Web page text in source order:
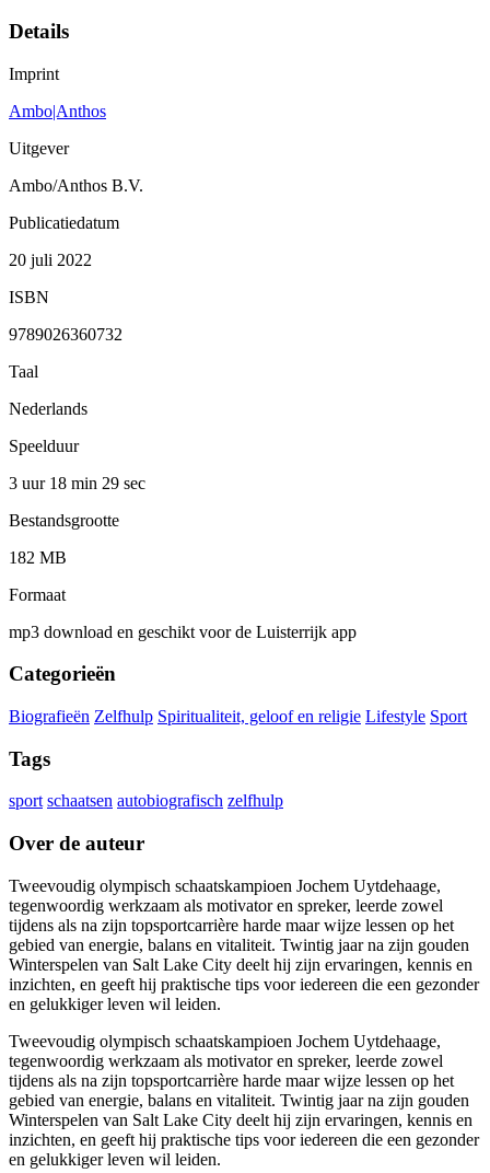
Details
Imprint
Ambo|Anthos
Uitgever
Ambo/Anthos B.V.
Publicatiedatum
20 juli 2022
ISBN
9789026360732
Taal
Nederlands
Speelduur
3 uur 18 min 29 sec
Bestandsgrootte
182 MB
Formaat
mp3 download en geschikt voor de Luisterrijk app
Categorieën
Biografieën Zelfhulp Spiritualiteit, geloof en religie Lifestyle Sport
Tags
sport schaatsen autobiografisch zelfhulp
Over de auteur
Tweevoudig olympisch schaatskampioen Jochem Uytdehaage,
tegenwoordig werkzaam als motivator en spreker, leerde zowel
tijdens als na zijn topsportcarrière harde maar wijze lessen op het
gebied van energie, balans en vitaliteit. Twintig jaar na zijn gouden
Winterspelen van Salt Lake City deelt hij zijn ervaringen, kennis en
inzichten, en geeft hij praktische tips voor iedereen die een gezonder
en gelukkiger leven wil leiden.
Tweevoudig olympisch schaatskampioen Jochem Uytdehaage,
tegenwoordig werkzaam als motivator en spreker, leerde zowel
tijdens als na zijn topsportcarrière harde maar wijze lessen op het
gebied van energie, balans en vitaliteit. Twintig jaar na zijn gouden
Winterspelen van Salt Lake City deelt hij zijn ervaringen, kennis en
inzichten, en geeft hij praktische tips voor iedereen die een gezonder
en gelukkiger leven wil leiden.